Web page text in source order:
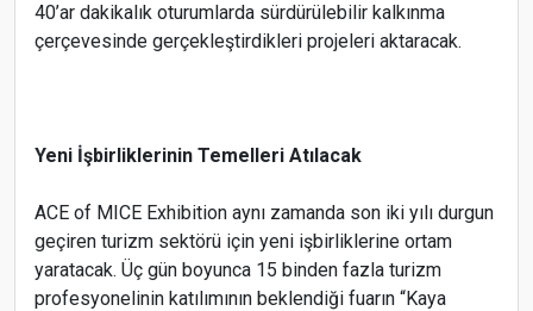
40’ar dakikalık oturumlarda sürdürülebilir kalkınma
çerçevesinde gerçekleştirdikleri projeleri aktaracak.
Yeni İşbirliklerinin Temelleri Atılacak
ACE of MICE Exhibition aynı zamanda son iki yılı durgun
geçiren turizm sektörü için yeni işbirliklerine ortam
yaratacak. Üç gün boyunca 15 binden fazla turizm
profesyonelinin katılımının beklendiği fuarın “Kaya